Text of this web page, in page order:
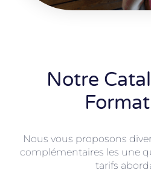
Notre
Nous vous proposons
complémentaires les une
tarifs